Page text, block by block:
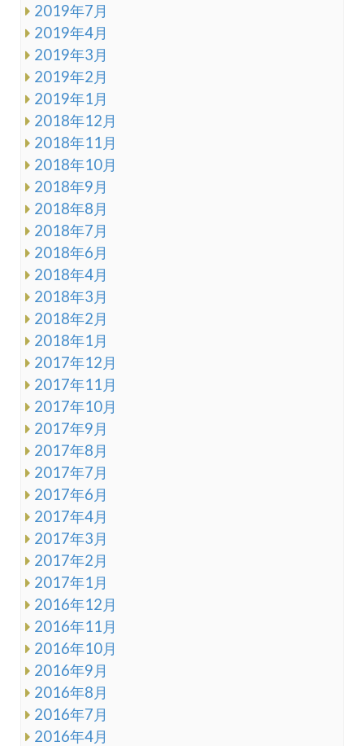
2019年7月
2019年4月
2019年3月
2019年2月
2019年1月
2018年12月
2018年11月
2018年10月
2018年9月
2018年8月
2018年7月
2018年6月
2018年4月
2018年3月
2018年2月
2018年1月
2017年12月
2017年11月
2017年10月
2017年9月
2017年8月
2017年7月
2017年6月
2017年4月
2017年3月
2017年2月
2017年1月
2016年12月
2016年11月
2016年10月
2016年9月
2016年8月
2016年7月
2016年4月